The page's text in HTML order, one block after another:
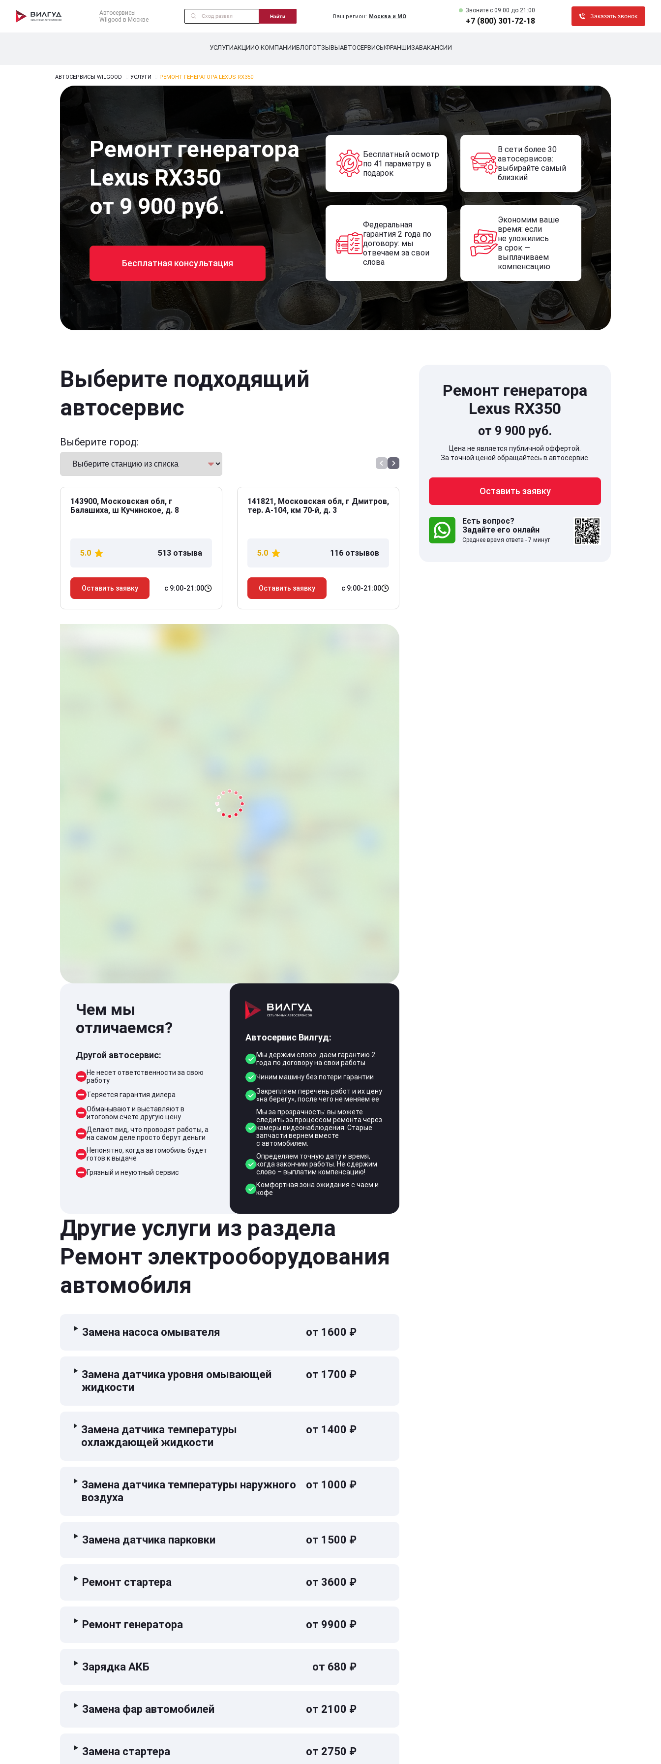
Автосервисы
Wilgood в Москве
Найти Ваш регион: Москва и МО
Звоните c 09:00 до 21:00
+7 (800) 301-72-18
Заказать звонок
УСЛУГИАКЦИИО КОМПАНИИБЛОГОТЗЫВЫАВТОСЕРВИСЫФРАНШИЗАВАКАНСИИ
АВТОСЕРВИСЫ WILGOOD УСЛУГИ РЕМОНТ ГЕНЕРАТОРА LEXUS RX350
Ремонт генератора
Lexus RX350
от 9 900 руб.
Бесплатная консультация
Бесплатный осмотр
по 41 параметру в
подарок
В сети более 30
автосервисов:
выбирайте самый
близкий
Федеральная
гарантия 2 года по
договору: мы
отвечаем за свои
слова
Экономим ваше
время: если
не уложились
в срок —
выплачиваем
компенсацию
Выберите подходящий
автосервис
Выберите город:
143900, Московская обл, г
Балашиха, ш Кучинское, д. 8
5.0 513 отзыва
Оставить заявку с 9:00-21:00
141821, Московская обл, г Дмитров,
тер. А-104, км 70-й, д. 3
5.0 116 отзывов
Оставить заявку с 9:00-21:00
141707, Московская обл,
дом 5
Чем мы
отличаемся?
Другой автосервис:
Не несет ответственности за свою
работу
Теряется гарантия дилера
Обманывают и выставляют в
итоговом счете другую цену
Делают вид, что проводят работы, а
на самом деле просто берут деньги
Непонятно, когда автомобиль будет
готов к выдаче
Грязный и неуютный сервис
Автосервис Вилгуд:
Мы держим слово: даем гарантию 2
года по договору на свои работы
Чиним машину без потери гарантии
Закрепляем перечень работ и их цену
«на берегу», после чего не меняем ее
Мы за прозрачность: вы можете
следить за процессом ремонта через
камеры видеонаблюдения. Старые
запчасти вернем вместе
с автомобилем.
Определяем точную дату и время,
когда закончим работы. Не сдержим
слово – выплатим компенсацию!
Комфортная зона ожидания с чаем и
кофе
Другие услуги из раздела
Ремонт электрооборудования
автомобиля
Замена насоса омывателя от 1600 ₽
Замена датчика уровня омывающей
жидкости
от 1700 ₽
Замена датчика температуры
охлаждающей жидкости
от 1400 ₽
Замена датчика температуры наружного
воздуха
от 1000 ₽
Замена датчика парковки от 1500 ₽
Ремонт стартера от 3600 ₽
Ремонт генератора от 9900 ₽
Зарядка АКБ от 680 ₽
Замена фар автомобилей от 2100 ₽
Замена стартера от 2750 ₽
Ремонт генератора
Lexus RX350
от 9 900 руб.
Цена не является публичной оффертой.
За точной ценой обращайтесь в автосервис.
Оставить заявку
Есть вопрос?
Задайте его онлайн
Среднее время ответа - 7 минут